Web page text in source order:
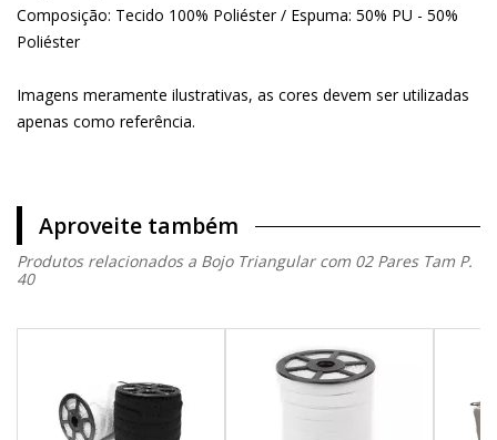
Composição: Tecido 100% Poliéster / Espuma: 50% PU - 50%
Poliéster
Imagens meramente ilustrativas, as cores devem ser utilizadas
apenas como referência.
Aproveite também
Produtos relacionados a Bojo Triangular com 02 Pares Tam P.
40